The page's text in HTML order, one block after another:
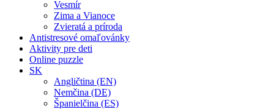
Vesmír
Zima a Vianoce
Zvieratá a príroda
Antistresové omaľovánky
Aktivity pre deti
Online puzzle
SK
Angličtina (EN)
Nemčina (DE)
Španielčina (ES)